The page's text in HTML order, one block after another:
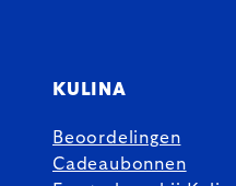
KULINA
Beoordelingen
Cadeaubonnen